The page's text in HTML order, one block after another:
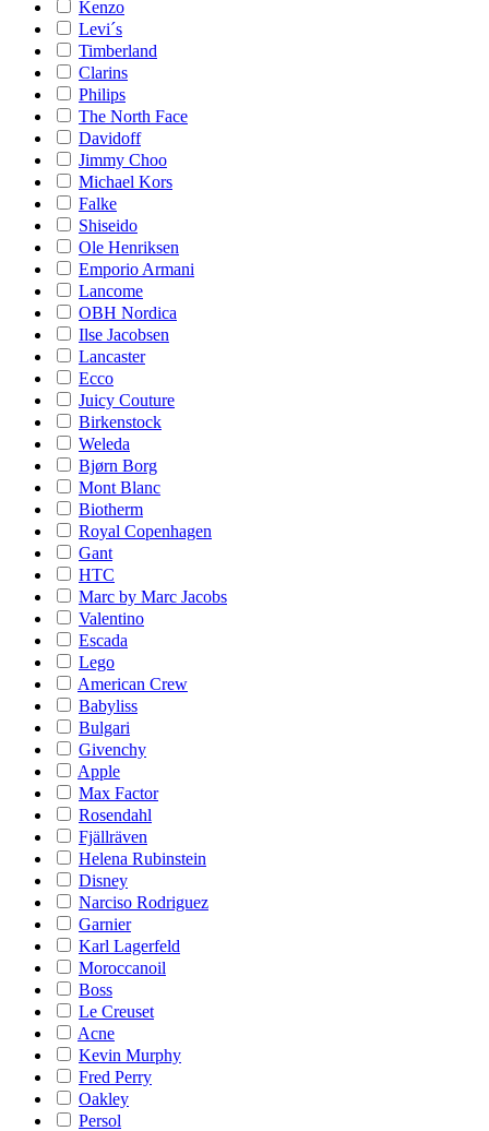
Kenzo
Levi´s
Timberland
Clarins
Philips
The North Face
Davidoff
Jimmy Choo
Michael Kors
Falke
Shiseido
Ole Henriksen
Emporio Armani
Lancome
OBH Nordica
Ilse Jacobsen
Lancaster
Ecco
Juicy Couture
Birkenstock
Weleda
Bjørn Borg
Mont Blanc
Biotherm
Royal Copenhagen
Gant
HTC
Marc by Marc Jacobs
Valentino
Escada
Lego
American Crew
Babyliss
Bulgari
Givenchy
Apple
Max Factor
Rosendahl
Fjällräven
Helena Rubinstein
Disney
Narciso Rodriguez
Garnier
Karl Lagerfeld
Moroccanoil
Boss
Le Creuset
Acne
Kevin Murphy
Fred Perry
Oakley
Persol